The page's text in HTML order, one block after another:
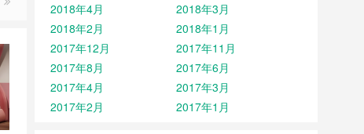
2018年4月
2018年3月
2018年2月
2018年1月
2017年12月
2017年11月
2017年8月
2017年6月
2017年4月
2017年3月
2017年2月
2017年1月